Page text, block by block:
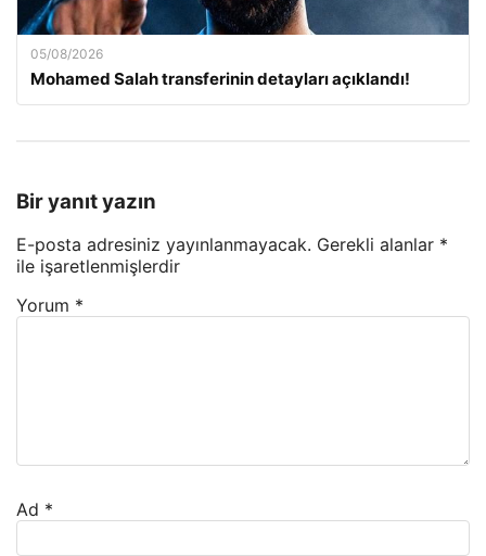
05/08/2026
Mohamed Salah transferinin detayları açıklandı!
Bir yanıt yazın
E-posta adresiniz yayınlanmayacak. Gerekli alanlar *
ile işaretlenmişlerdir
Yorum *
Ad *